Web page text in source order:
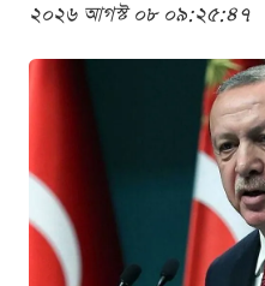
২০২৬ আগস্ট ০৮ ০৯:২৫:৪৭